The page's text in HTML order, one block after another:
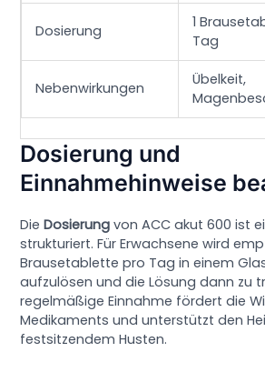
Dosierung
1
Tag
Nebenwirkungen
Übelkeit,
Dosierung und
Einnahmehinweise
DieDosierung von ACC akut 600 ist
strukturiert. Für Erwachsene wird
Brausetablette pro Tag in einem
aufzulösen und die Lösung dann zu
regelmäßige Einnahme fördert die
Medikaments und unterstützt den
festsitzendem Husten.